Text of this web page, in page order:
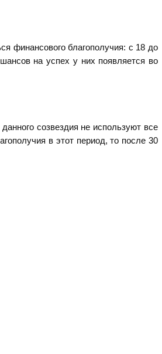
финансового благополучия: с 18 до
на успех у них появляется во
созвездия не используют все
в этот период, то после 30